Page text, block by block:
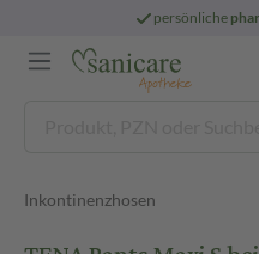
persönliche
Inkontinenzhosen